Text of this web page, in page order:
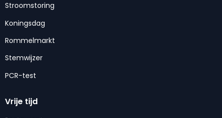
Stroomstoring
Koningsdag
Rommelmarkt
Stemwijzer
PCR-test
Vrije tijd